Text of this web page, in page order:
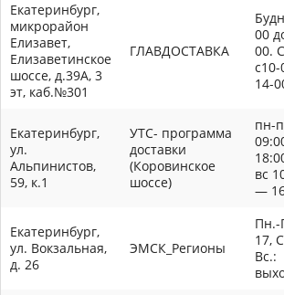
Екатеринбург,
микрорайон
Елизавет,
Елизаветинское
шоссе, д.39А, 3
эт, каб.№301
ГЛАВДОСТАВКА
00
00.
с10-
14-
Екатеринбург,
ул.
Альпинистов,
59, к.1
УТС- программа
доставки
(Коровинское
шоссе)
пн-
вс
—
Екатеринбург,
ул. Вокзальная,
д. 26
ЭМСК_Регионы
Пн.-
17,
Вс.: